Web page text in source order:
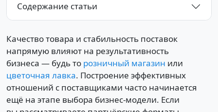
Содержание статьи
Качество товара и стабильность поставок
напрямую влияют на результативность
бизнеса — будь то розничный магазин или
цветочная лавка. Построение эффективных
отношений с поставщиками часто начинается
ещё на этапе выбора бизнес-модели. Если